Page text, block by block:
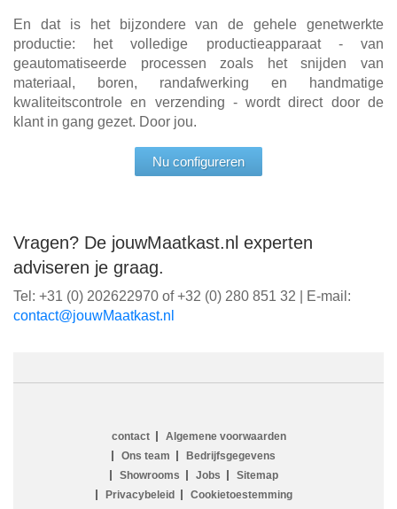
En dat is het bijzondere van de gehele genetwerkte
productie: het volledige productieapparaat - van
geautomatiseerde processen zoals het snijden van
materiaal, boren, randafwerking en handmatige
kwaliteitscontrole en verzending - wordt direct door de
klant in gang gezet. Door jou.
Nu configureren
Vragen? De jouwMaatkast.nl experten
adviseren je graag.
Tel: +31 (0) 202622970 of +32 (0) 280 851 32 | E-mail:
ln.tsaktaaMwuoj@tcatnoc
contact
Algemene voorwaarden
Ons team
Bedrijfsgegevens
Showrooms
Jobs
Sitemap
Privacybeleid
Cookietoestemming